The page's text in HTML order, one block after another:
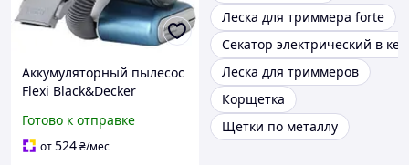
Аккумуляторный пылесос
Flexi Black&Decker
Готово к отправке
от524₴/мес
Леска для триммера forte
Секатор электрический в
Леска для триммеров
Корщетка
Щетки по металлу